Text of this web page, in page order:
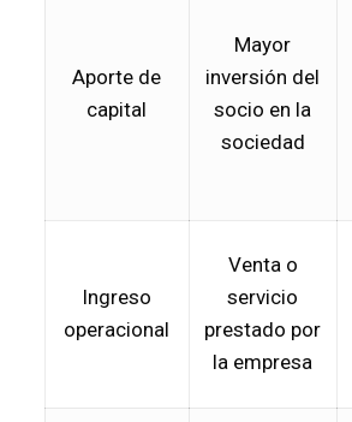
Aporte de
capital
Mayor
inversión del
socio en la
sociedad
Ingreso
operacional
Venta o
servicio
prestado por
la empresa